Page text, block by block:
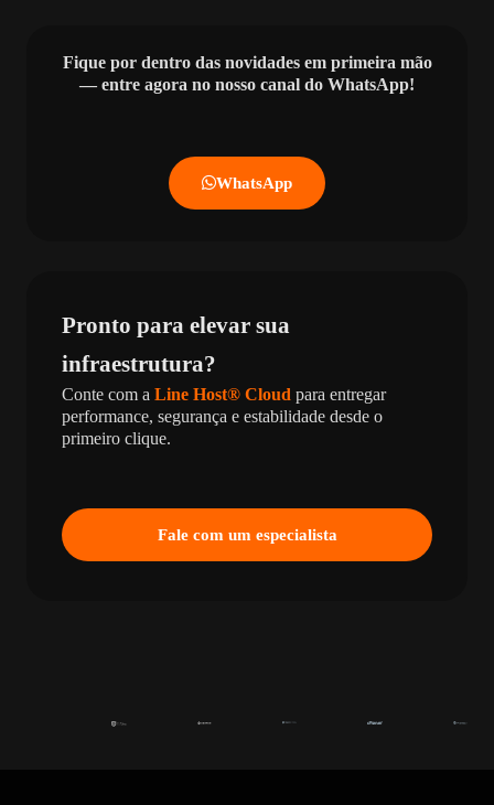
Fique por dentro das novidades em primeira mão
— entre agora no nosso canal do WhatsApp!
WhatsApp
Pronto para elevar sua
infraestrutura?
Conte com a Line Host® Cloud para entregar
performance, segurança e estabilidade desde o
primeiro clique.
Fale com um especialista